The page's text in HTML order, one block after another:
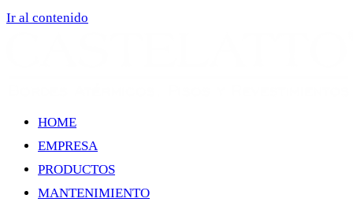
Ir al contenido
HOME
EMPRESA
PRODUCTOS
MANTENIMIENTO